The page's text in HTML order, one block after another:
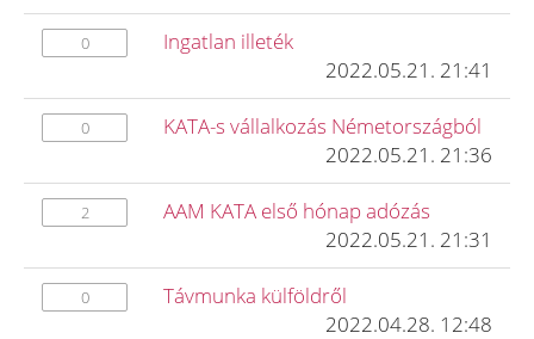
0
Ingatlan illeték
2022.05.21. 21:41
0
KATA-s vállalkozás Németországból
2022.05.21. 21:36
2
AAM KATA első hónap adózás
2022.05.21. 21:31
0
Távmunka külföldről
2022.04.28. 12:48